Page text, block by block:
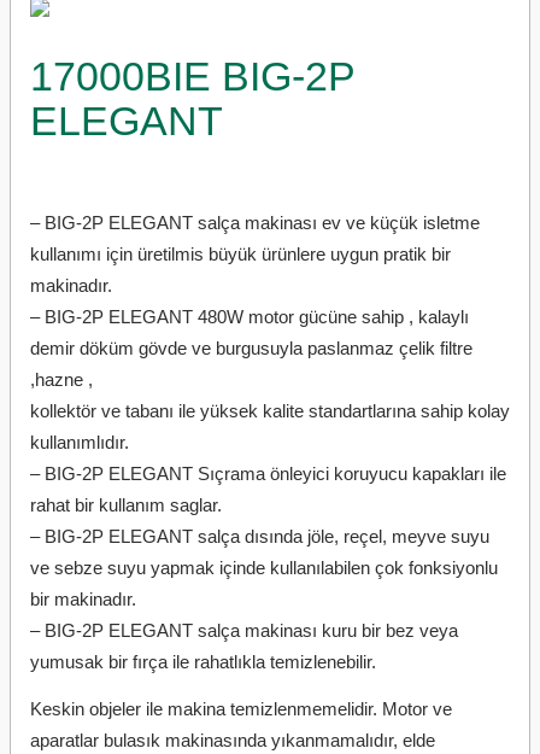
17000BIE BIG-2P
ELEGANT
– BIG-2P ELEGANT salça makinası ev ve küçük isletme
kullanımı için üretilmis büyük ürünlere uygun pratik bir
makinadır.
– BIG-2P ELEGANT 480W motor gücüne sahip , kalaylı
demir döküm gövde ve burgusuyla paslanmaz çelik filtre
,hazne ,
kollektör ve tabanı ile yüksek kalite standartlarına sahip kolay
kullanımlıdır.
– BIG-2P ELEGANT Sıçrama önleyici koruyucu kapakları ile
rahat bir kullanım saglar.
– BIG-2P ELEGANT salça dısında jöle, reçel, meyve suyu
ve sebze suyu yapmak içinde kullanılabilen çok fonksiyonlu
bir makinadır.
– BIG-2P ELEGANT salça makinası kuru bir bez veya
yumusak bir fırça ile rahatlıkla temizlenebilir.
Keskin objeler ile makina temizlenmemelidir. Motor ve
aparatlar bulasık makinasında yıkanmamalıdır, elde